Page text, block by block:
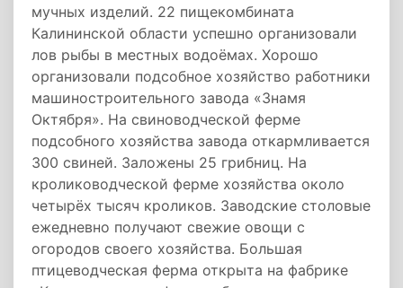
мучных изделий. 22 пищекомбината
Калининской области успешно организовали
лов рыбы в местных водоёмах. Хорошо
организовали подсобное хозяйство работники
машиностроительного завода «Знамя
Октября». На свиноводческой ферме
подсобного хозяйства завода откармливается
300 свиней. Заложены 25 грибниц. На
кролиководческой ферме хозяйства около
четырёх тысяч кроликов. Заводские столовые
ежедневно получают свежие овощи с
огородов своего хозяйства. Большая
птицеводческая ферма открыта на фабрике